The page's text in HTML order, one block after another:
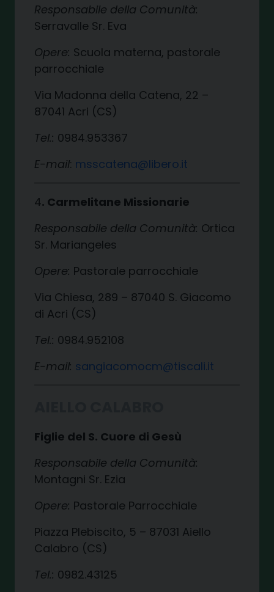
Responsabile della Comunità:
Serravalle Sr. Eva
Opere: Scuola materna, pastorale
parrocchiale
Via Madonna della Catena, 22 –
87041 Acri (CS)
Tel.: 0984.953367
E-mail: msscatena@libero.it
4. Carmelitane Missionarie
Responsabile della Comunità: Ortica
Sr. Mariangeles
Opere: Pastorale parrocchiale
Via Chiesa, 289 – 87040 S. Giacomo
di Acri (CS)
Tel.: 0984.952108
E-mail: sangiacomocm@tiscali.it
Figlie del S. Cuore di Gesù
Responsabile della Comunità:
Montagni Sr. Ezia
Opere: Pastorale Parrocchiale
Piazza Plebiscito, 5 – 87031 Aiello
Calabro (CS)
Tel.: 0982.43125